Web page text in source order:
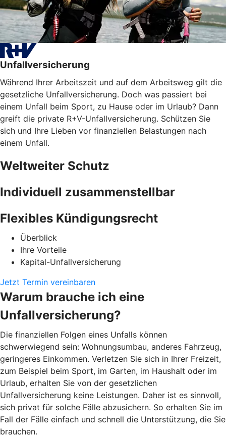
Unfallversicherung
Während Ihrer Arbeitszeit und auf dem Arbeitsweg gilt die
gesetzliche Unfallversicherung. Doch was passiert bei
einem Unfall beim Sport, zu Hause oder im Urlaub? Dann
greift die private R+V-Unfallversicherung. Schützen Sie
sich und Ihre Lieben vor finanziellen Belastungen nach
einem Unfall.
Weltweiter Schutz
Individuell zusammenstellbar
Flexibles Kündigungsrecht
Überblick
Ihre Vorteile
Kapital-Unfallversicherung
Jetzt Termin vereinbaren
Warum brauche ich eine
Unfallversicherung?
Die finanziellen Folgen eines Unfalls können
schwerwiegend sein: Wohnungsumbau, anderes Fahrzeug,
geringeres Einkommen. Verletzen Sie sich in Ihrer Freizeit,
zum Beispiel beim Sport, im Garten, im Haushalt oder im
Urlaub, erhalten Sie von der gesetzlichen
Unfallversicherung keine Leistungen. Daher ist es sinnvoll,
sich privat für solche Fälle abzusichern. So erhalten Sie im
Fall der Fälle einfach und schnell die Unterstützung, die Sie
brauchen.